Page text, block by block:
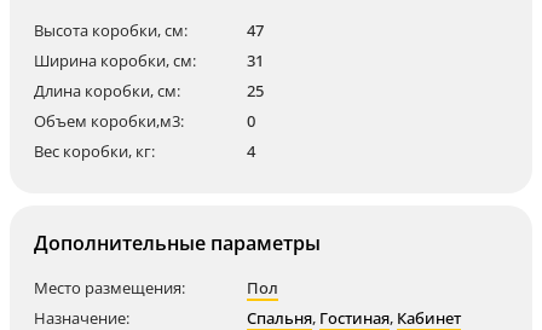
Высота коробки, см:
47
Ширина коробки, см:
31
Длина коробки, см:
25
Объем коробки,м3:
0
Вес коробки, кг:
4
Дополнительные параметры
Место размещения:
Пол
Назначение:
Спальня, Гостиная, Кабинет